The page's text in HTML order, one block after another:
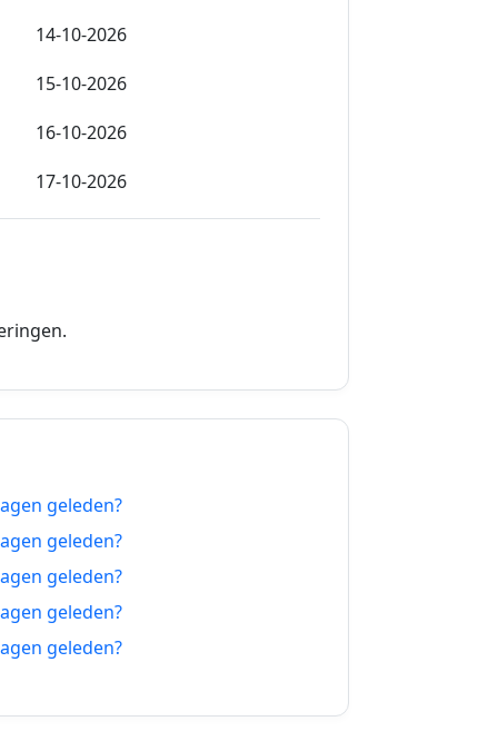
14-10-2026
15-10-2026
16-10-2026
17-10-2026
20-10-2026
22-10-2026
24-10-2026
25-10-2026
26-10-2026
28-10-2026
geleden?
geleden?
geleden?
geleden?
geleden?